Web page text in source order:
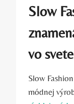
Slow
vo
Slow
módnej